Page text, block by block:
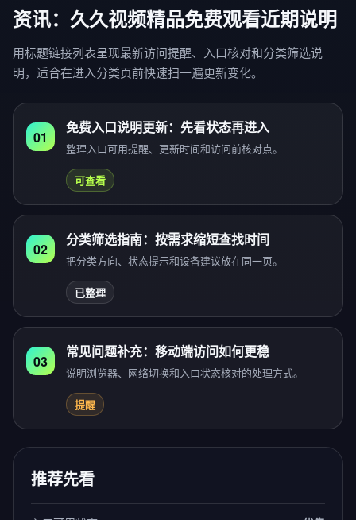
资讯：久久视频精品免费观看近期说明
用标题链接列表呈现最新访问提醒、入口核对和分类筛选说
明，适合在进入分类页前快速扫一遍更新变化。
01
免费入口说明更新：先看状态再进入
整理入口可用提醒、更新时间和访问前核对点。
可查看
02
分类筛选指南：按需求缩短查找时间
把分类方向、状态提示和设备建议放在同一页。
已整理
03
常见问题补充：移动端访问如何更稳
说明浏览器、网络切换和入口状态核对的处理方式。
提醒
推荐先看